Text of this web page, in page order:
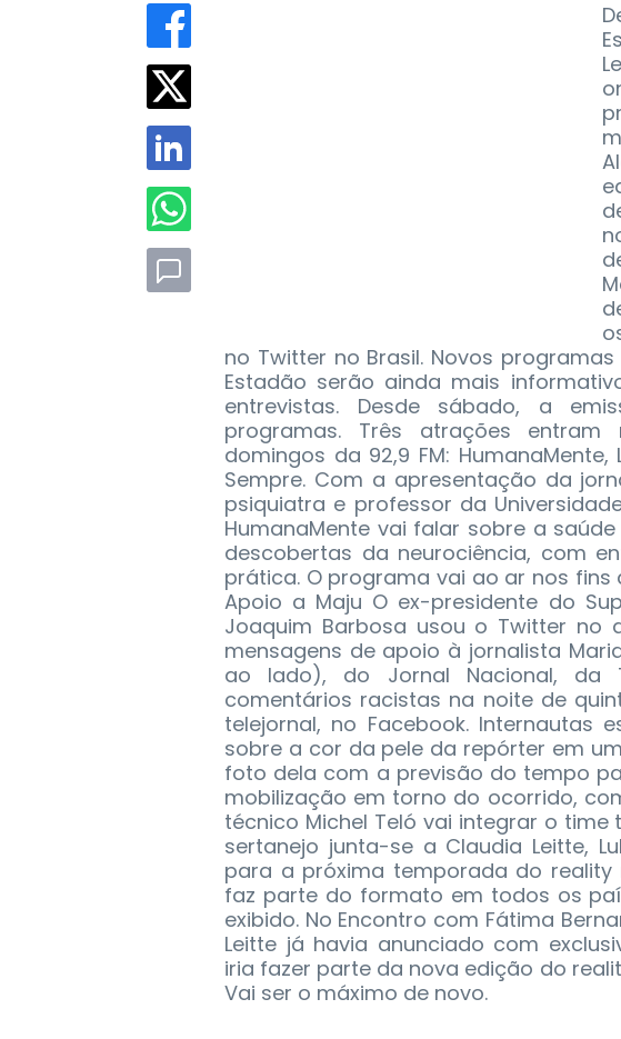
no Twitter no Brasil. Novos
Estadão serão ainda mais
entrevistas. Desde sábado, a
programas. Três atrações
domingos da 92,9 FM:
Sempre. Com a apresentação da
psiquiatra e professor da
HumanaMente vai falar sobre a
descobertas da neurociência, com
prática. O programa vai ao ar nos fins
Apoio a Maju O ex-presidente do
Joaquim Barbosa usou o Twitter no
mensagens de apoio à jornalista
ao lado), do Jornal Nacional, da
comentários racistas na noite de
telejornal, no Facebook. Internautas
sobre a cor da pele da repórter em
foto dela com a previsão do tempo
mobilização em torno do ocorrido,
técnico Michel Teló vai integrar o time
sertanejo junta-se a Claudia Leitte,
para a próxima temporada do reality
faz parte do formato em todos os
exibido. No Encontro com Fátima
Leitte já havia anunciado com
iria fazer parte da nova edição do
Vai ser o máximo de novo.